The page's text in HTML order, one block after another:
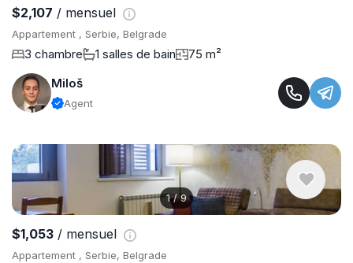
$2,107 / mensuel
Appartement , Serbie, Belgrade
3 chambre 1 salles de bain
75 m²
Miloš
Agent
1/9
$1,053 / mensuel
Appartement , Serbie, Belgrade